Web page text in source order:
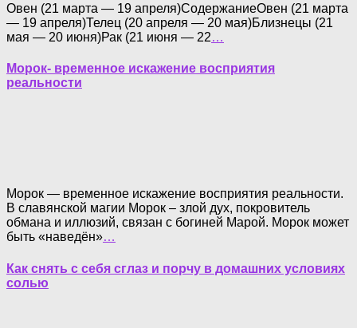
Овен (21 марта — 19 апреля)СодержаниеОвен (21 марта
— 19 апреля)Телец (20 апреля — 20 мая)Близнецы (21
мая — 20 июня)Рак (21 июня — 22…
Морок- временное искажение восприятия
реальности
Морок — временное искажение восприятия реальности.
В славянской магии Морок – злой дух, покровитель
обмана и иллюзий, связан с богиней Марой. Морок может
быть «наведён»…
Как снять с себя сглаз и порчу в домашних условиях
солью